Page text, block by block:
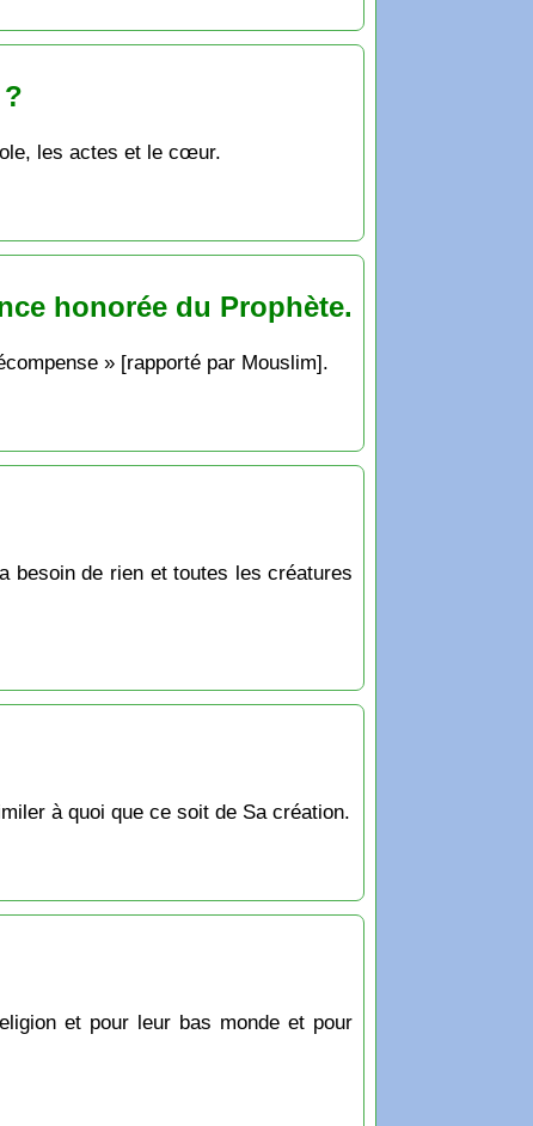
les actes et le cœur.
honorée du Prophète.
» [rapporté par Mouslim].
besoin de rien et toutes les créatures
à quoi que ce soit de Sa création.
et pour leur bas monde et pour